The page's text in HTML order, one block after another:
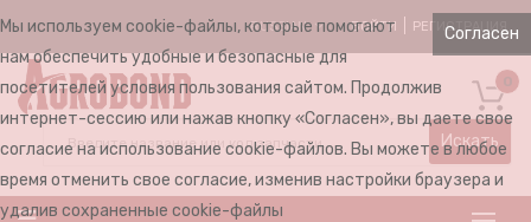
RUSSIAN ВОЙТИ РЕГИСТРАЦИЯ
Искать
Согласен
Мы используем cookie-файлы, которые помогают
нам обеспечить удобные и безопасные для
посетителей условия пользования сайтом. Продолжив
интернет-сессию или нажав кнопку «Согласен», вы даете свое
согласие на использование cookie-файлов. Вы можете в любое
время отменить свое согласие, изменив настройки браузера и
удалив сохраненные cookie-файлы